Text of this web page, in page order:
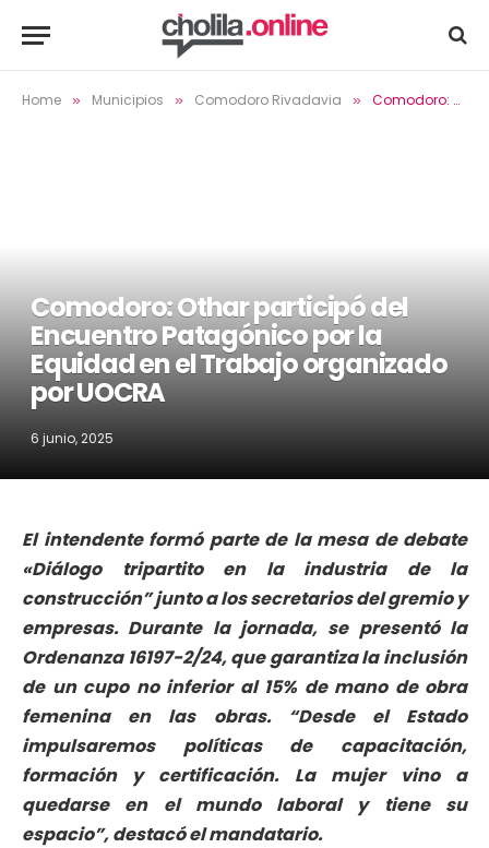
Home » Municipios » Comodoro Rivadavia » Comodoro: Othar participó del Encuentro Patagónico por la Equidad en el Trabajo organizado por UOCRA
Comodoro: Othar participó del
Encuentro Patagónico por la
Equidad en el Trabajo organizado
por UOCRA
6 junio, 2025
El intendente formó parte de la mesa de debate
«Diálogo tripartito en la industria de la
construcción” junto a los secretarios del gremio y
empresas. Durante la jornada, se presentó la
Ordenanza 16197-2/24, que garantiza la inclusión
de un cupo no inferior al 15% de mano de obra
femenina en las obras. “Desde el Estado
impulsaremos políticas de capacitación,
formación y certificación. La mujer vino a
quedarse en el mundo laboral y tiene su
espacio”, destacó el mandatario.